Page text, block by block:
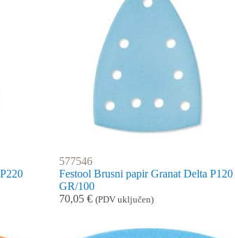
577546
Festool Brusni papir Granat Delta P120
GR/100
70,05 € (PDV uključen)